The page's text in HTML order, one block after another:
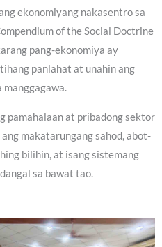
ekonomiyang nakasentro sa
of the Social Doctrine
pang-ekonomiya ay
panlahat at unahin ang
manggagawa.
pamahalaan at pribadong sektor
makatarungang sahod, abot-
bilihin, at isang sistemang
sa bawat tao.